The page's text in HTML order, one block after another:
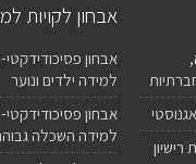
אבחון לקויות
אבחון פסיכודידקטי-
למידה ילדים ונוער
אבחון
למידה השכלה